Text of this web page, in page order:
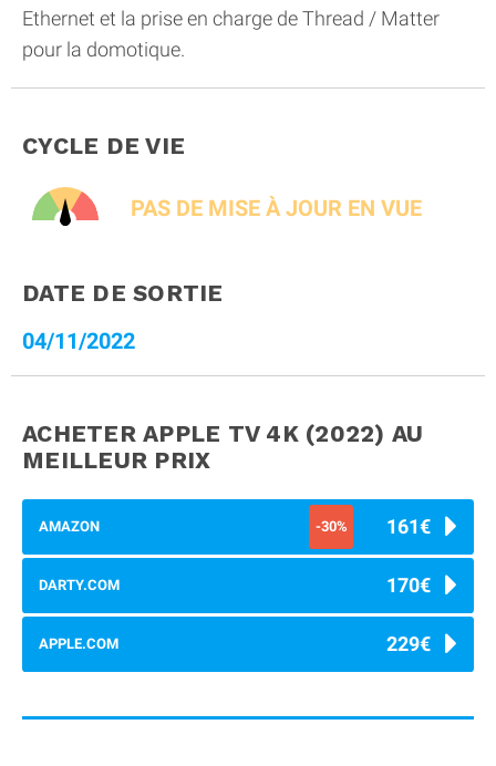
Ethernet et la prise en charge de Thread / Matter
pour la domotique.
CYCLE DE VIE
PAS DE MISE À JOUR EN VUE
DATE DE SORTIE
04/11/2022
ACHETER APPLE TV 4K (2022) AU
MEILLEUR PRIX
AMAZON -30% 161€
DARTY.COM 170€
APPLE.COM 229€